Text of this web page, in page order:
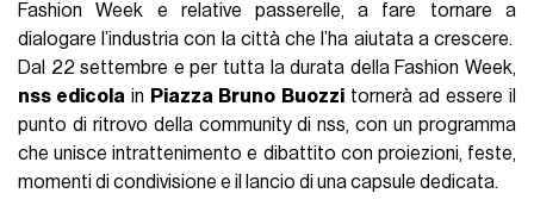
Fashion Week e relative passerelle, a fare tornare a
dialogare l’industria con la città che l’ha aiutata a crescere.
Dal 22 settembre e per tutta la durata della Fashion Week,
nss edicola in Piazza Bruno Buozzitornerà ad essere il
punto di ritrovo della community di nss, con un programma
che unisce intrattenimento e dibattito con proiezioni, feste,
momenti di condivisione e il lancio di una capsule dedicata.